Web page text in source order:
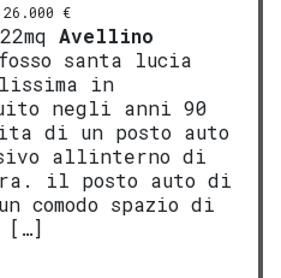
26.000 €
22mq Avellino
fosso santa lucia
in
negli anni 90
di un posto auto
allinterno di
il posto auto di
comodo spazio di
[…]